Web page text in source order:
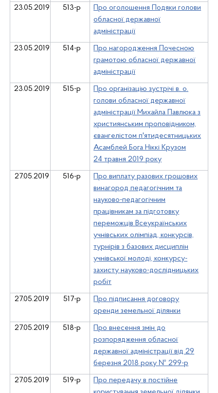
23.05.2019 513-р
Про оголошення Подяки голови
обласної державної
адміністрації
23.05.2019 514-р
Про нагородження Почесною
грамотою обласної державної
адміністрації
23.05.2019 515-р
Про організацію зустрічі в. о.
голови обласної державної
адміністрації Михайла Павлюка з
християнським проповідником,
євангелістом п'ятидесятницьких
Асамблей Бога Ніккі Крузом
24 травня 2019 року
27.05.2019 516-р
Про виплату разових грошових
винагород педагогічним та
науково-педагогічним
працівникам за підготовку
переможців Всеукраїнських
учнівських олімпіад, конкурсів,
турнірів з базових дисциплін
учнівської молоді, конкурсу-
захисту науково-дослідницьких
робіт
27.05.2019 517-р
Про підписання договору
оренди земельної ділянки
27.05.2019 518-р
Про внесення змін до
розпорядження обласної
державної адміністрації від 29
березня 2018 року № 299-р
27.05.2019 519-р
Про передачу в постійне